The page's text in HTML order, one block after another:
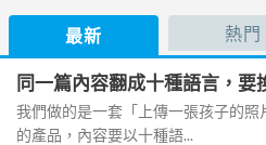
最新 熱門
同一篇內容翻成十種語言，要
我們做的是一套「上傳一張孩子的照
的產品，內容要以十種語...